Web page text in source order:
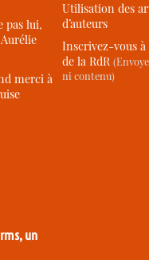
pas lui,
merci à
un
Utilisation des
d’auteurs
Inscrivez-vous
de la RdR
ni contenu)